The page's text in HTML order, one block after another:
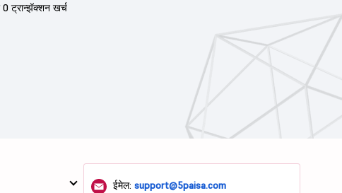
ट्रान्झॅक्शन खर्च
ईमेल:support@5paisa.com